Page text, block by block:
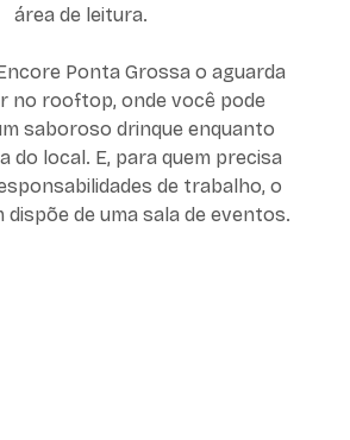
área de leitura.
Ponta Grossa o aguarda
no rooftop, onde você pode
saboroso drinque enquanto
do local. E, para quem precisa
de trabalho, o
dispõe de uma sala de eventos.